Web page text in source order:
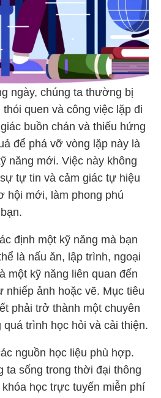
ngày, chúng ta thường bị
quen và công việc lặp đi
buồn chán và thiếu hứng
để phá vỡ vòng lặp này là
năng mới. Việc này không
tự tin và cảm giác tự hiệu
hội mới, làm phong phú
định một kỹ năng mà bạn
là nấu ăn, lập trình, ngoại
một kỹ năng liên quan đến
nhiếp ảnh hoặc vẽ. Mục tiêu
phải trở thành một chuyên
trình học hỏi và cải thiện.
nguồn học liệu phù hợp.
ta sống trong thời đại thông
học trực tuyến miễn phí